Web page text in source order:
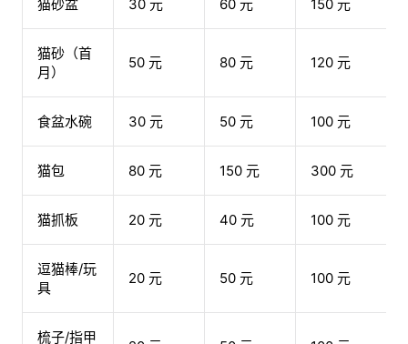
猫砂盆 30 元 60 元 150 元
猫砂（首
月）
50 元 80 元 120 元
食盆水碗 30 元 50 元 100 元
猫包 80 元 150 元 300 元
猫抓板 20 元 40 元 100 元
逗猫棒/玩
具
20 元 50 元 100 元
梳子/指甲